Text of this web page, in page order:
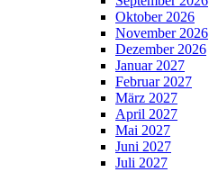
Oktober 2026
November 2026
Dezember 2026
Januar 2027
Februar 2027
März 2027
April 2027
Mai 2027
Juni 2027
Juli 2027